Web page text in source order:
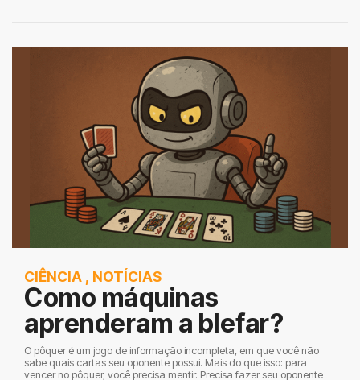
CIÊNCIA , NOTÍCIAS
Como máquinas
aprenderam a blefar?
O pôquer é um jogo de informação incompleta, em que você não
sabe quais cartas seu oponente possui. Mais do que isso: para
vencer no pôquer, você precisa mentir. Precisa fazer seu oponente